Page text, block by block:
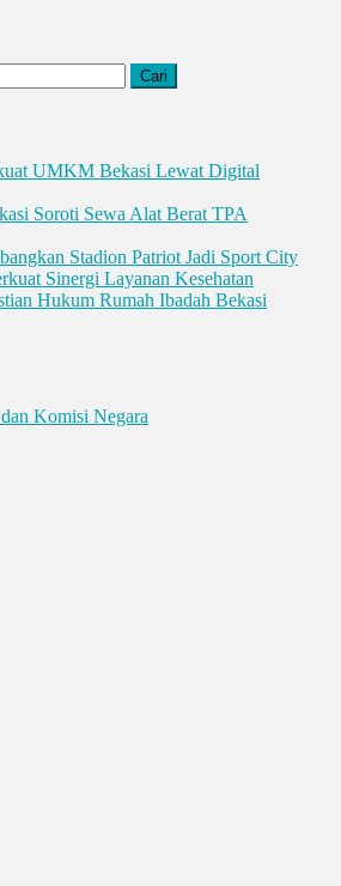
UMKM Bekasi Lewat Digital
Soroti Sewa Alat Berat TPA
Stadion Patriot Jadi Sport City
Sinergi Layanan Kesehatan
Hukum Rumah Ibadah Bekasi
Komisi Negara